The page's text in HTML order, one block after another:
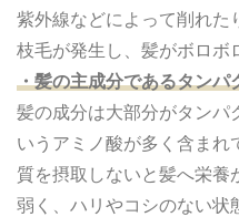
紫外線などによって削れた
枝毛が発生し、髪がボロボ
・髪の主成分であるタンパ
髪の成分は大部分がタンパ
いうアミノ酸が多く含まれ
質を摂取しないと髪へ栄養
弱く、ハリやコシのない状